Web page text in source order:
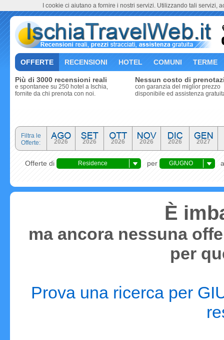
OFFERTE RECENSIONI HOTEL COMUNI TERME
Più di 3000 recensioni reali
e spontanee su 250 hotel a Ischia,
fornite da chi prenota con noi.
Nessun costo di
con garanzia del miglior prezzo
disponibile ed assistenza
Filtra le
Offerte:
2026 2026 2026 2026 2026 2027
Offerte di Residence per GIUGNO
È
ma ancora nessuna
per
Prova una ricerca per
I cookie ci aiutano a fornire i nostri servizi. Utilizzando tali servizi,